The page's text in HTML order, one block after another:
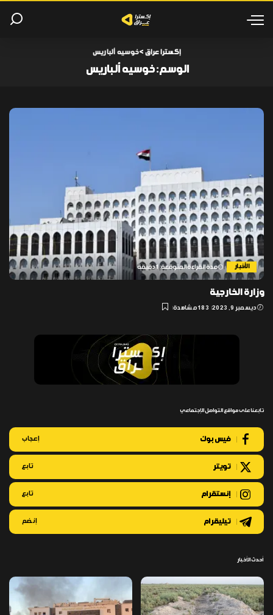
إكسترا عراق >خوسيه ألباريس
الوسم:خوسيه ألباريس
الأخبار مدة القراءة المتوقعة: 1 دقيقة
وزارة الخارجية
ديسمبر 9, 2023 183 مشاهدة
تابعنا على مواقع التواصل الإجتماعي
فيس بوك إعجاب
تويتر تابع
إنستقرام تابع
تيليقرام إنضم
أحدث الأخبار